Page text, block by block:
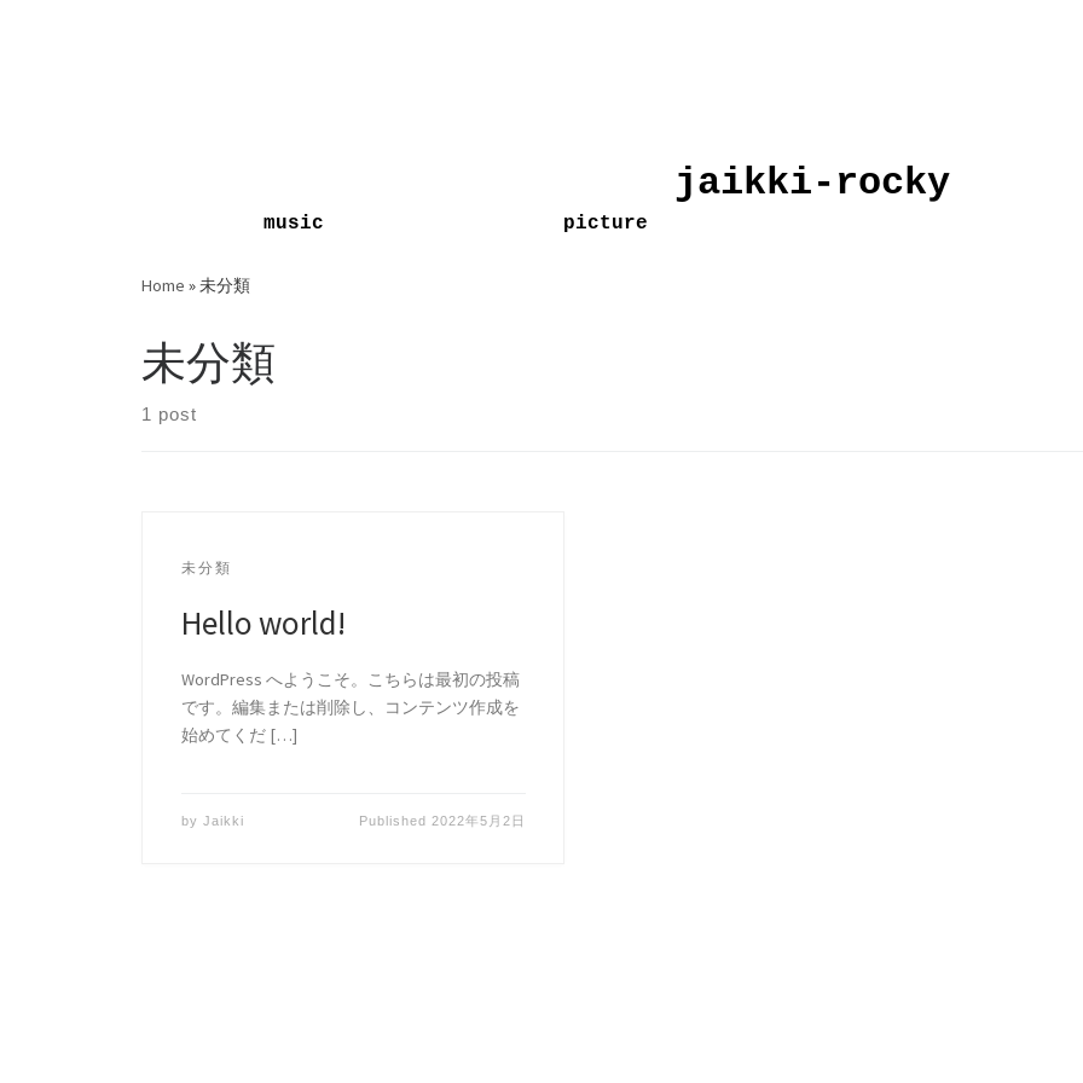
jaikki-rocky
music picture
Home »未分類
未分類
1 post
未分類
Hello world!
WordPress へようこそ。こちらは最初の投稿
です。編集または削除し、コンテンツ作成を
始めてくだ […]
by Jaikki Published 2022年5月2日